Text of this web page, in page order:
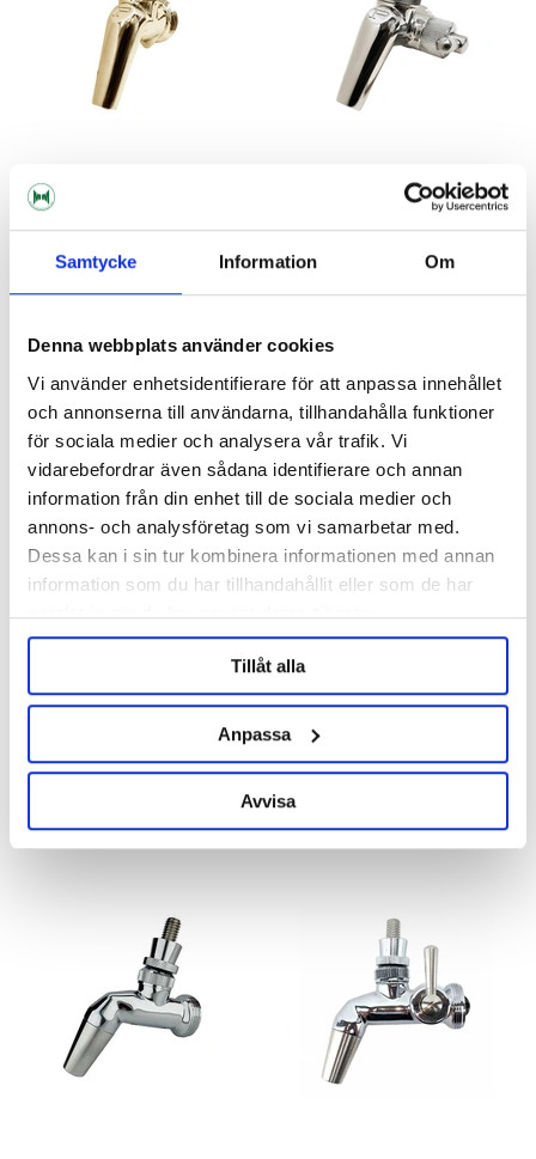
Samtycke Information Om
Denna webbplats använder cookies
Vi använder enhetsidentifierare för att anpassa innehållet
och annonserna till användarna, tillhandahålla funktioner
för sociala medier och analysera vår trafik. Vi
vidarebefordrar även sådana identifierare och annan
information från din enhet till de sociala medier och
annons- och analysföretag som vi samarbetar med.
Dessa kan i sin tur kombinera informationen med annan
information som du har tillhandahållit eller som de har
samlat in när du har använt deras tjänster.
Tillåt alla
Anpassa
Avvisa
Perlick
Perlick 630SSTF
995 kr
Perlick 650SS Flödesreglering
1 099 kr
Perlick Perlick
Perlick 690SS Flödesreglering
Creamer
1 449 kr